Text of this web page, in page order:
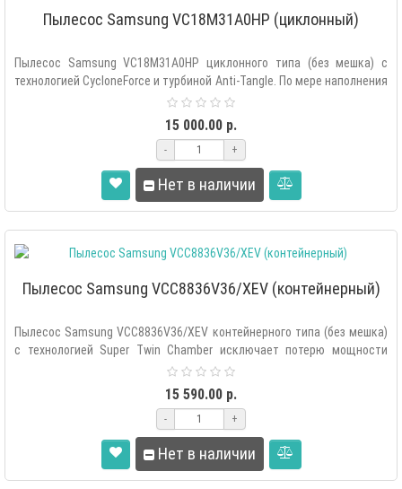
Пылесос Samsung VC18M31A0HP (циклонный)
Пылесос Samsung VC18M31A0HP циклонного типа (без мешка) с
технологией CycloneForce и турбиной Anti-Tangle. По мере наполнения
15 000.00 р.
- +
Нет в наличии
Пылесос Samsung VCC8836V36/XEV (контейнерный)
Пылесос Samsung VCC8836V36/XEV контейнерного типа (без мешка)
с технологией Super Twin Chamber исключает потерю мощности
15 590.00 р.
- +
Нет в наличии